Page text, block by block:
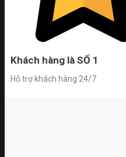
Khách hàng là SỐ 1
Hỗ trợ khách hàng 24/7